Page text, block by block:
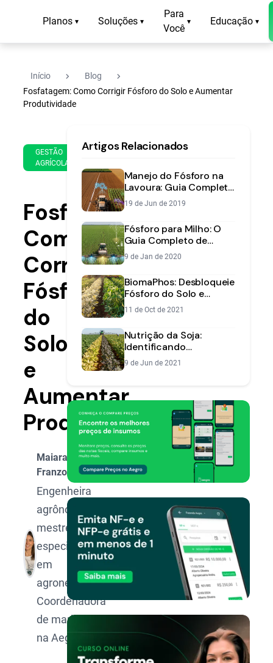
Planos ▾ Soluções ▾
Para
Você
▾ Educação ▾
Início navigate_next Blog navigate_next
Fosfatagem: Como Corrigir Fósforo do Solo e Aumentar
Produtividade
GESTÃO
AGRÍCOLA
de
de
2018
min
leitura
Fosfatagem:
Como
Corrigir
Fósforo
do
Solo
e
Aumentar
Produtividade
Maiara
Franzoni
Engenheira
agrônoma,
mestre e
especialista
em
agronegócio.
Coordenadora
de marketing
na Aegro.
Artigos Relacionados
Manejo do Fósforo na
Lavoura: Guia Completo
para Máxima
Produtividade
19 de Jun de 2019
Fósforo para Milho: O
Guia Completo de
Adubação para Máxima
Produtividade
9 de Jan de 2020
BiomaPhos: Desbloqueie
Fósforo do Solo e
Aumente Produtividade
11 de Oct de 2021
Nutrição da Soja:
Identificando
Deficiências e Momento
Ideal de Adubação
9 de Jun de 2021